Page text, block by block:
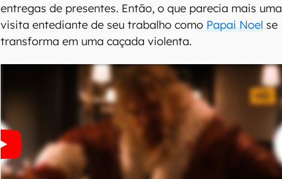
entregas de presentes. Então, o que parecia mais uma
visita entediante de seu trabalho como Papai Noel se
transforma em uma caçada violenta.